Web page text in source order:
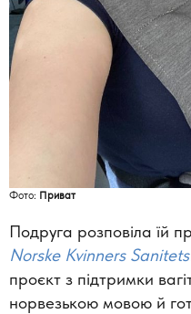
Фото: Приват
Подруга розповіла їй
Norske Kvinners
проєкт з підтримки
норвезькою мовою й